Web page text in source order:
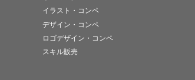
イラスト・コンペ
デザイン・コンペ
ロゴデザイン・コンペ
スキル販売